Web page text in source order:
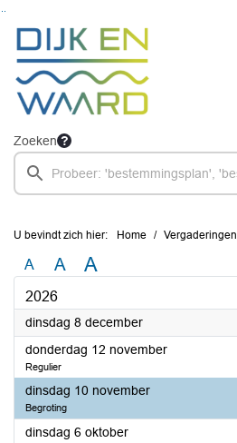
Zoeken
U bevindt zich hier: Home Vergaderingen
A A A
2026
dinsdag 8 december2026
donderdag 12 november2026
Regulier
dinsdag 10 november2026
Begroting
dinsdag 6 oktober2026